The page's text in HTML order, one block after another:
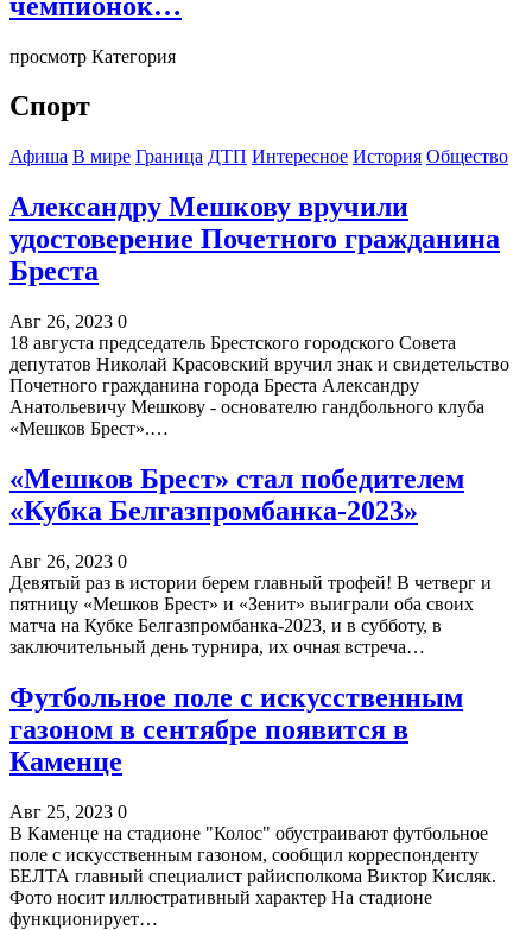
просмотр Категория
Спорт
Афиша В мире Граница ДТП Интересное История Общество
Александру Мешкову вручили
удостоверение Почетного гражданина
Бреста
Авг 26, 2023 0
18 августа председатель Брестского городского Совета
депутатов Николай Красовский вручил знак и свидетельство
Почетного гражданина города Бреста Александру
Анатольевичу Мешкову - основателю гандбольного клуба
«Мешков Брест».…
«Мешков Брест» стал победителем
«Кубка Белгазпромбанка-2023»
Авг 26, 2023 0
Девятый раз в истории берем главный трофей! В четверг и
пятницу «Мешков Брест» и «Зенит» выиграли оба своих
матча на Кубке Белгазпромбанка-2023, и в субботу, в
заключительный день турнира, их очная встреча…
Футбольное поле с искусственным
газоном в сентябре появится в
Каменце
Авг 25, 2023 0
В Каменце на стадионе "Колос" обустраивают футбольное
поле с искусственным газоном, сообщил корреспонденту
БЕЛТА главный специалист райисполкома Виктор Кисляк.
Фото носит иллюстративный характер На стадионе
функционирует…